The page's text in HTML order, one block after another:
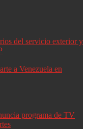
del servicio exterior y
a Venezuela en
programa de TV